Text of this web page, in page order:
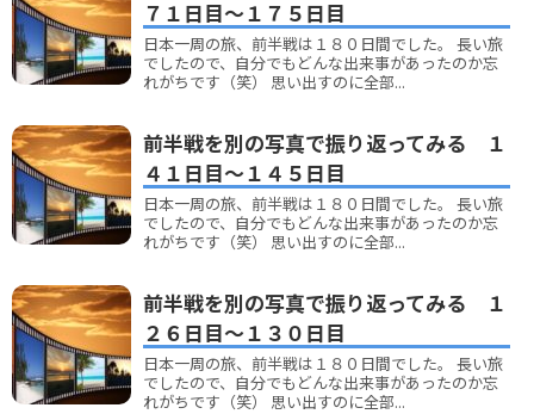
７１日目～１７５日目
日本一周の旅、前半戦は１８０日間でした。 長い旅
でしたので、自分でもどんな出来事があったのか忘
れがちです（笑） 思い出すのに全部...
前半戦を別の写真で振り返ってみる １
４１日目～１４５日目
日本一周の旅、前半戦は１８０日間でした。 長い旅
でしたので、自分でもどんな出来事があったのか忘
れがちです（笑） 思い出すのに全部...
前半戦を別の写真で振り返ってみる １
２６日目～１３０日目
日本一周の旅、前半戦は１８０日間でした。 長い旅
でしたので、自分でもどんな出来事があったのか忘
れがちです（笑） 思い出すのに全部...